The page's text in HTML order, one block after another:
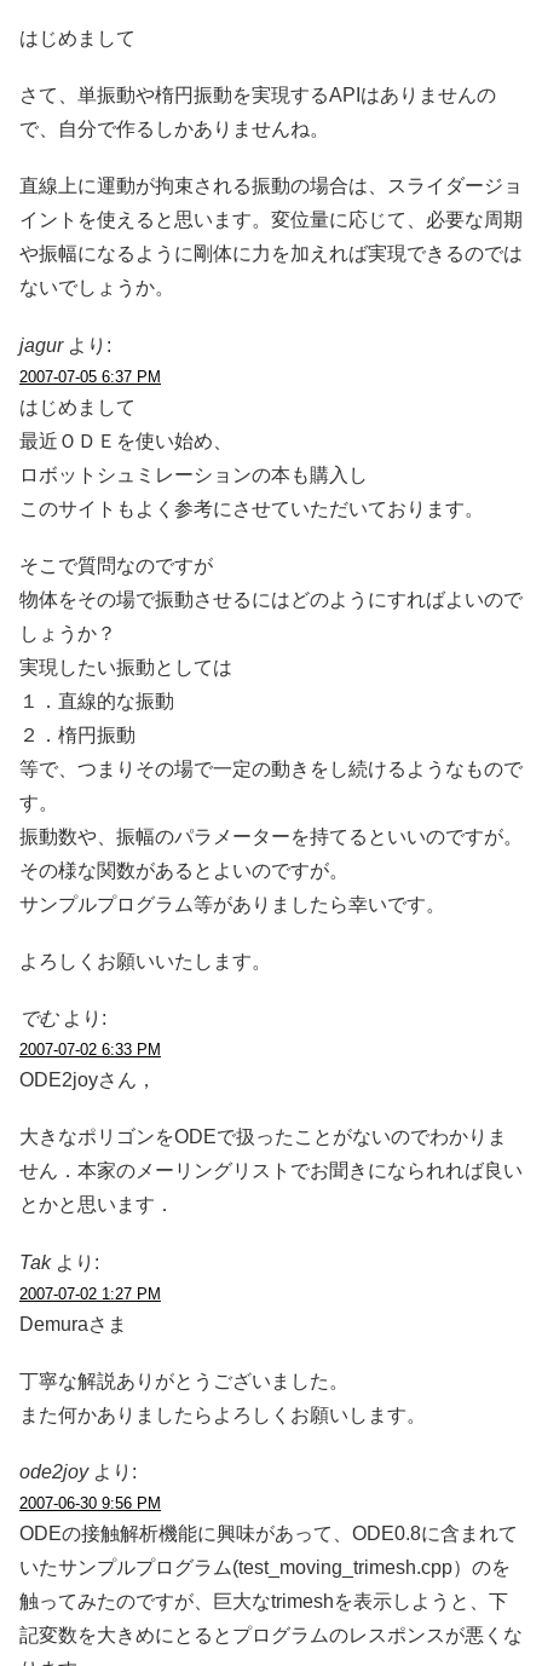
はじめまして
さて、単振動や楕円振動を実現するAPIはありませんの
で、自分で作るしかありませんね。
直線上に運動が拘束される振動の場合は、スライダージョ
イントを使えると思います。変位量に応じて、必要な周期
や振幅になるように剛体に力を加えれば実現できるのでは
ないでしょうか。
jagur より:
2007-07-05 6:37 PM
はじめまして
最近ＯＤＥを使い始め、
ロボットシュミレーションの本も購入し
このサイトもよく参考にさせていただいております。
そこで質問なのですが
物体をその場で振動させるにはどのようにすればよいので
しょうか？
実現したい振動としては
１．直線的な振動
２．楕円振動
等で、つまりその場で一定の動きをし続けるようなもので
す。
振動数や、振幅のパラメーターを持てるといいのですが。
その様な関数があるとよいのですが。
サンプルプログラム等がありましたら幸いです。
よろしくお願いいたします。
でむ より:
2007-07-02 6:33 PM
ODE2joyさん，
大きなポリゴンをODEで扱ったことがないのでわかりま
せん．本家のメーリングリストでお聞きになられれば良い
とかと思います．
Tak より:
2007-07-02 1:27 PM
Demuraさま
丁寧な解説ありがとうございました。
また何かありましたらよろしくお願いします。
ode2joy より:
2007-06-30 9:56 PM
ODEの接触解析機能に興味があって、ODE0.8に含まれて
いたサンプルプログラム(test_moving_trimesh.cpp）のを
触ってみたのですが、巨大なtrimeshを表示しようと、下
記変数を大きめにとるとプログラムのレスポンスが悪くな